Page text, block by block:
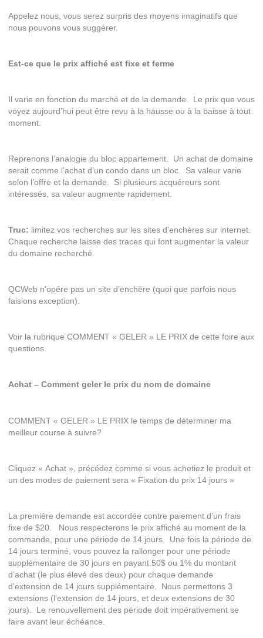
Appelez nous, vous serez surpris des moyens imaginatifs que
nous pouvons vous suggérer.
Est-ce que le prix affiché est fixe et ferme
Il varie en fonction du marché et de la demande. Le prix que vous
voyez aujourd’hui peut être revu à la hausse ou à la baisse à tout
moment.
Reprenons l’analogie du bloc appartement. Un achat de domaine
serait comme l’achat d’un condo dans un bloc. Sa valeur varie
selon l’offre et la demande. Si plusieurs acquéreurs sont
intéressés, sa valeur augmente rapidement.
Truc: limitez vos recherches sur les sites d’enchères sur internet.
Chaque recherche laisse des traces qui font augmenter la valeur
du domaine recherché.
QCWeb n’opére pas un site d’enchère (quoi que parfois nous
faisions exception).
Voir la rubrique COMMENT « GELER » LE PRIX de cette foire aux
questions.
Achat – Comment geler le prix du nom de domaine
COMMENT « GELER » LE PRIX le temps de déterminer ma
meilleur course à suivre?
Cliquez « Achat », précédez comme si vous achetiez le produit et
un des modes de paiement sera « Fixation du prix 14 jours »
La première demande est accordée contre paiement d’un frais
fixe de $20. Nous respecterons le prix affiché au moment de la
commande, pour une période de 14 jours. Une fois la période de
14 jours terminé, vous pouvez la rallonger pour une période
supplémentaire de 30 jours en payant 50$ ou 1% du montant
d’achat (le plus élevé des deux) pour chaque demande
d’extension de 14 jours supplémentaire. Nous permettons 3
extensions (l’extension de 14 jours, et deux extensions de 30
jours). Le renouvellement des période doit impérativement se
faire avant leur échéance.